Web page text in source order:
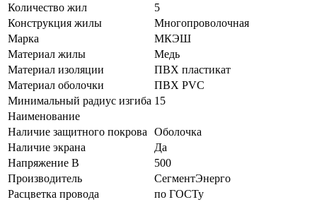
Количество жил
5
Конструкция жилы
Многопроволочная
Марка
МКЭШ
Материал жилы
Медь
Материал изоляции
ПВХ пластикат
Материал оболочки
ПВХ PVC
Минимальный радиус изгиба 15
Наименование
Наличие защитного покрова
Оболочка
Наличие экрана
Да
Напряжение В
500
Производитель
СегментЭнерго
Расцветка провода
по ГОСТу